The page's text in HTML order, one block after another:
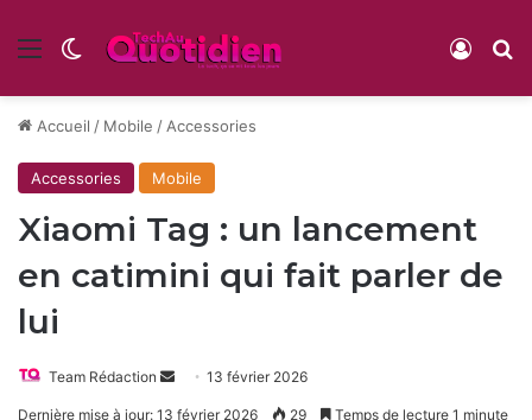
Menu Switch skin
Accueil / Mobile / Accessories
Accessories Mobile
Xiaomi Tag : un lancement
en catimini qui fait parler de
lui
Team Rédaction
Envoyer13 février 2026
Dernière mise à jour: 13 février 2026 29 Temps de lecture 1 minute